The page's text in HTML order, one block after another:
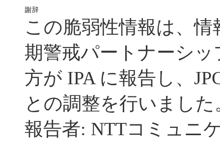
この脆弱性情報は、
期警戒パートナーシ
方が IPA に報告し、
との調整を行いました
報告者: NTTコミュニ